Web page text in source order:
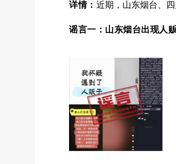
详情： 近期，山东烟台、
谣言一：山东烟台出现人